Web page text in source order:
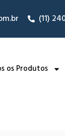
(11)
os Produtos